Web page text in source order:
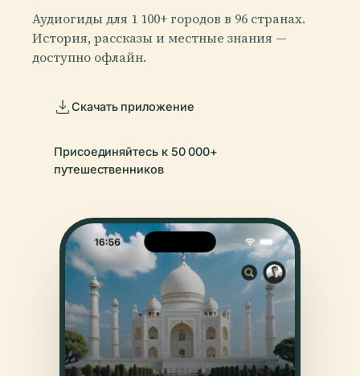
Аудиогиды для 1 100+ городов в 96 странах.
История, рассказы и местные знания —
доступно офлайн.
Скачать приложение
Присоединяйтесь к 50 000+
путешественников